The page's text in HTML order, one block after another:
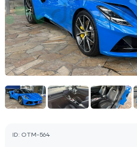
ID: OTM-564